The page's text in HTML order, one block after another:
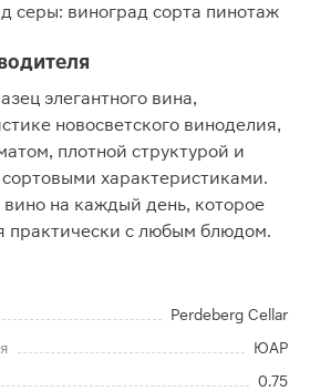
серы: виноград сорта пинотаж
элегантного вина,
новосветского виноделия,
плотной структурой и
характеристиками.
вино на каждый день, которое
практически с любым блюдом.
Perdeberg Cellar
ЮАР
0.75